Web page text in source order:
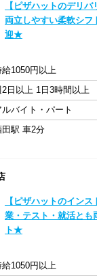
【ピザハットのデリ
両立しやすい柔軟シ
迎★
給1050円以上
2日以上 1日3時間以上
ルバイト・パート
田駅 車2分
【ピザハットのイン
業・テスト・就活とも
ト★
給1050円以上